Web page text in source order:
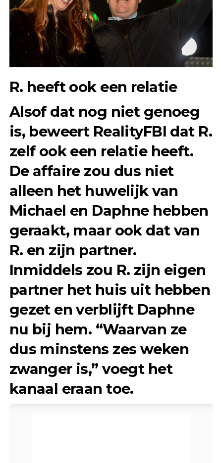
R. heeft ook een relatie
Alsof dat nog niet genoeg
is, beweert RealityFBI dat R.
zelf ook een relatie heeft.
De affaire zou dus niet
alleen het huwelijk van
Michael en Daphne hebben
geraakt, maar ook dat van
R. en zijn partner.
Inmiddels zou R. zijn eigen
partner het huis uit hebben
gezet en verblijft Daphne
nu bij hem. “Waarvan ze
dus minstens zes weken
zwanger is,” voegt het
kanaal eraan toe.